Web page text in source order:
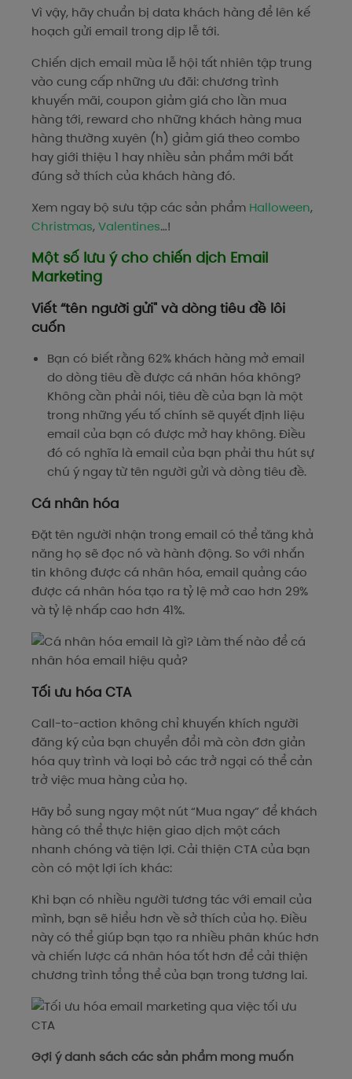
Vì vậy, hãy chuẩn bị data khách hàng để lên kế
hoạch gửi email trong dịp lễ tới.
Chiến dịch email mùa lễ hội tất nhiên tập trung
vào cung cấp những ưu đãi:chương trình
khuyến mãi, coupon giảm giá cho lần mua
hàng tới, reward cho những khách hàng mua
hàng thường xuyên (h) giảm giá theo combo
hay giới thiệu 1 hay nhiều sản phẩm mới bắt
đúng sở thích của khách hàng đó.
Xem ngay bộ sưu tập các sản phẩm Halloween,
Christmas,Valentines…!
Một số lưu ý cho chiến dịch Email
Marketing
Viết “tên người gửi" và dòng tiêu đề lôi
cuốn
Bạn có biết rằng 62% khách hàng mở email
do dòng tiêu đề được cá nhân hóa không?
Không cần phải nói, tiêu đề của bạn là một
trong những yếu tố chính sẽ quyết định liệu
email của bạn có được mở hay không. Điều
đó có nghĩa là email của bạn phải thu hút sự
chú ý ngay từ tên người gửi và dòng tiêu đề.
Cá nhân hóa
Đặt tên người nhận trong email có thể tăng khả
năng họ sẽ đọc nó và hành động. So với nhắn
tin không được cá nhân hóa, email quảng cáo
được cá nhân hóa tạo ra tỷ lệ mở cao hơn 29%
và tỷ lệ nhấp cao hơn 41%.
Tối ưu hóa CTA
Call-to-action không chỉ khuyến khích người
đăng ký của bạn chuyển đổi mà còn đơn giản
hóa quy trình và loại bỏ các trở ngại có thể cản
trở việc mua hàng của họ.
Hãy bổ sung ngay một nút “Mua ngay” để khách
hàng có thể thực hiện giao dịch một cách
nhanh chóng và tiện lợi. Cải thiện CTA của bạn
còn có một lợi ích khác:
Khi bạn có nhiều người tương tác với email của
mình, bạn sẽ hiểu hơn về sở thích của họ. Điều
này có thể giúp bạn tạo ra nhiều phân khúc hơn
và chiến lược cá nhân hóa tốt hơn để cải thiện
chương trình tổng thể của bạn trong tương lai.
Gợi ý danh sách các sản phẩm mong muốn